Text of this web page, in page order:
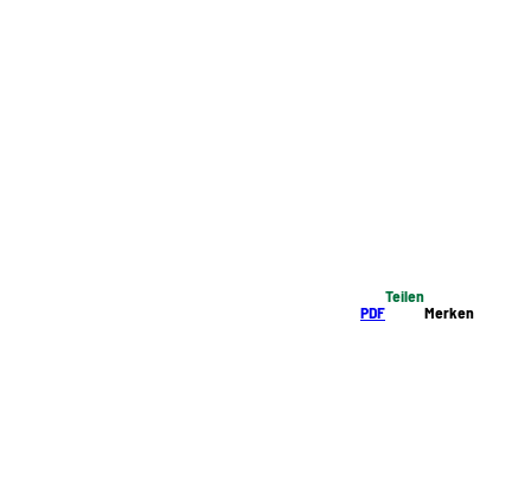
PDF
Teilen
Merken